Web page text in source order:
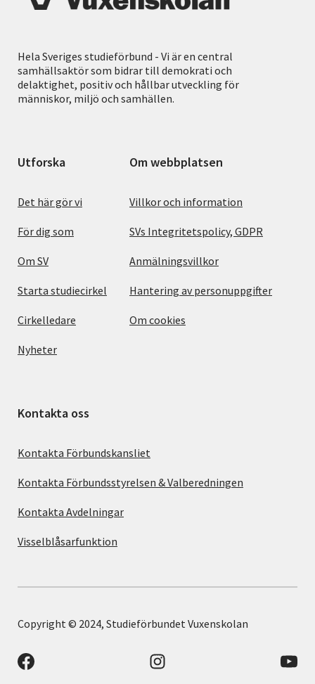
Hela Sveriges studieförbund - Vi är en central
samhällsaktör som bidrar till demokrati och
delaktighet, positiv och hållbar utveckling för
människor, miljö och samhällen.
Utforska
Det här gör vi
För dig som
Om SV
Starta studiecirkel
Cirkelledare
Nyheter
Om webbplatsen
Villkor och information
SVs Integritetspolicy, GDPR
Anmälningsvillkor
Hantering av personuppgifter
Om cookies
Kontakta oss
Kontakta Förbundskansliet
Kontakta Förbundsstyrelsen & Valberedningen
Kontakta Avdelningar
Visselblåsarfunktion
Copyright © 2024, Studieförbundet Vuxenskolan